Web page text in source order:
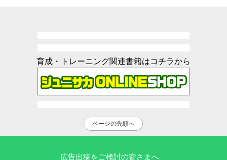
育成・トレーニング関連書籍はコチラから
ページの先頭へ
広告出稿をご検討の皆さまへ